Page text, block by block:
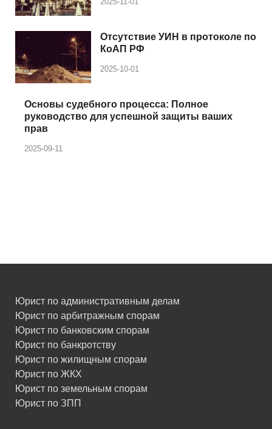
Отсутствие УИН в протоколе по
КоАП РФ
2025-10-01
Основы судебного процесса: Полное
руководство для успешной защиты ваших
прав
2025-09-11
Юрист по административным делам
Юрист по арбитражным спорам
Юрист по банковским спорам
Юрист по банкротству
Юрист по жилищным спорам
Юрист по ЖКХ
Юрист по земельным спорам
Юрист по ЗПП